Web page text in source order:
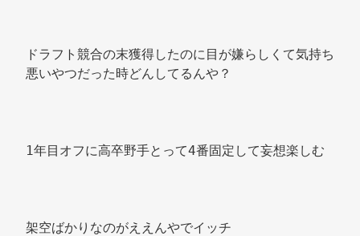
ドラフト競合の末獲得したのに目が嫌らしくて気持ち
悪いやつだった時どんしてるんや？
1年目オフに高卒野手とって4番固定して妄想楽しむ
架空ばかりなのがええんやでイッチ